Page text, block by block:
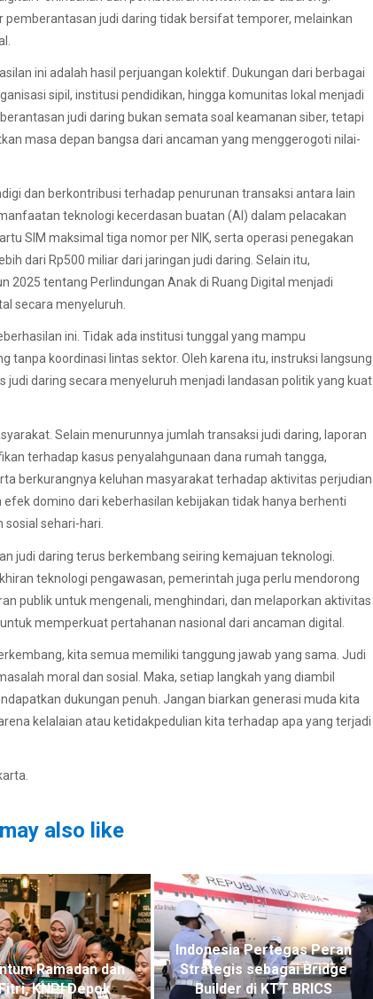
judi daring tidak bersifat temporer, melainkan
ini adalah hasil perjuangan kolektif. Dukungan dari berbagai
sipil, institusi pendidikan, hingga komunitas lokal menjadi
judi daring bukan semata soal keamanan siber, tetapi
masa depan bangsa dari ancaman yang menggerogoti nilai-
dan berkontribusi terhadap penurunan transaksi antara lain
teknologi kecerdasan buatan (AI) dalam pelacakan
SIM maksimal tiga nomor per NIK, serta operasi penegakan
dari Rp500 miliar dari jaringan judi daring. Selain itu,
2025 tentang Perlindungan Anak di Ruang Digital menjadi
secara menyeluruh.
ini. Tidak ada institusi tunggal yang mampu
tanpa koordinasi lintas sektor. Oleh karena itu, instruksi langsung
daring secara menyeluruh menjadi landasan politik yang kuat
Selain menurunnya jumlah transaksi judi daring, laporan
terhadap kasus penyalahgunaan dana rumah tangga,
berkurangnya keluhan masyarakat terhadap aktivitas perjudian
domino dari keberhasilan kebijakan tidak hanya berhenti
sosial sehari-hari.
judi daring terus berkembang seiring kemajuan teknologi.
teknologi pengawasan, pemerintah juga perlu mendorong
publik untuk mengenali, menghindari, dan melaporkan aktivitas
memperkuat pertahanan nasional dari ancaman digital.
kita semua memiliki tanggung jawab yang sama. Judi
moral dan sosial. Maka, setiap langkah yang diambil
dukungan penuh. Jangan biarkan generasi muda kita
kelalaian atau ketidakpedulian kita terhadap apa yang terjadi
also like
Ramadan dan
KNPI Depok
Indonesia Pertegas Peran
Strategis sebagai Bridge
Builder di KTT BRICS